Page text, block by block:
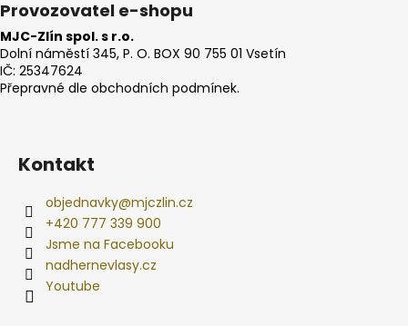
Provozovatel e-shopu
MJC-Zlín spol. s r.o.
Dolní náměstí 345, P. O. BOX 90 755 01 Vsetín
IČ: 25347624
Přepravné dle obchodních podmínek.
Kontakt
objednavky@mjczlin.cz
+420 777 339 900
Jsme na Facebooku
nadhernevlasy.cz
Youtube